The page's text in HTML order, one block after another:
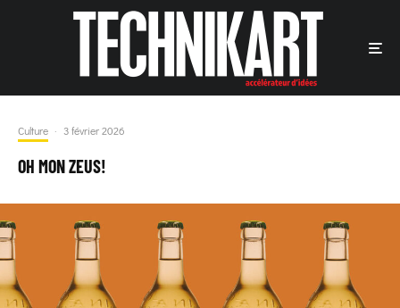
Culture · 3 février 2026
OH MON ZEUS!